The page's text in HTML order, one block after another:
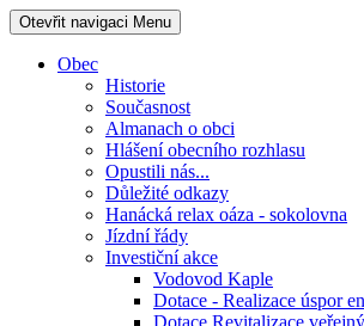
Otevřit navigaci Menu
Obec
Historie
Současnost
Almanach o obci
Hlášení obecního rozhlasu
Opustili nás...
Důležité odkazy
Hanácká relax oáza - sokolovna
Jízdní řády
Investiční akce
Vodovod Kaple
Dotace - Realizace úspor
Dotace Revitalizace